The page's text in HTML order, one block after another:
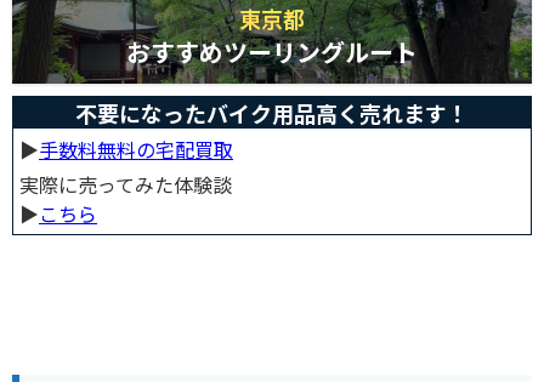
東京都
おすすめツーリングルート
不要になったバイク用品高く売れます！
▶︎手数料無料の宅配買取
実際に売ってみた体験談
▶︎こちら